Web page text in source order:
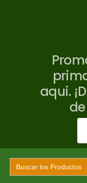
aqui.
Buscar: